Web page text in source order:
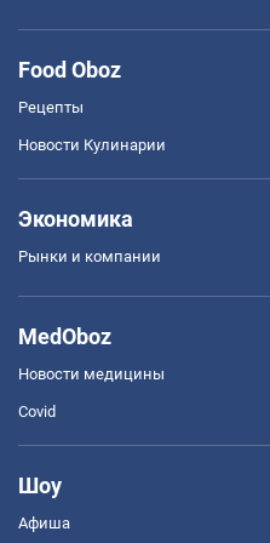
Food Oboz
Рецепты
Новости Кулинарии
Экономика
Рынки и компании
MedOboz
Новости медицины
Covid
Шоу
Афиша